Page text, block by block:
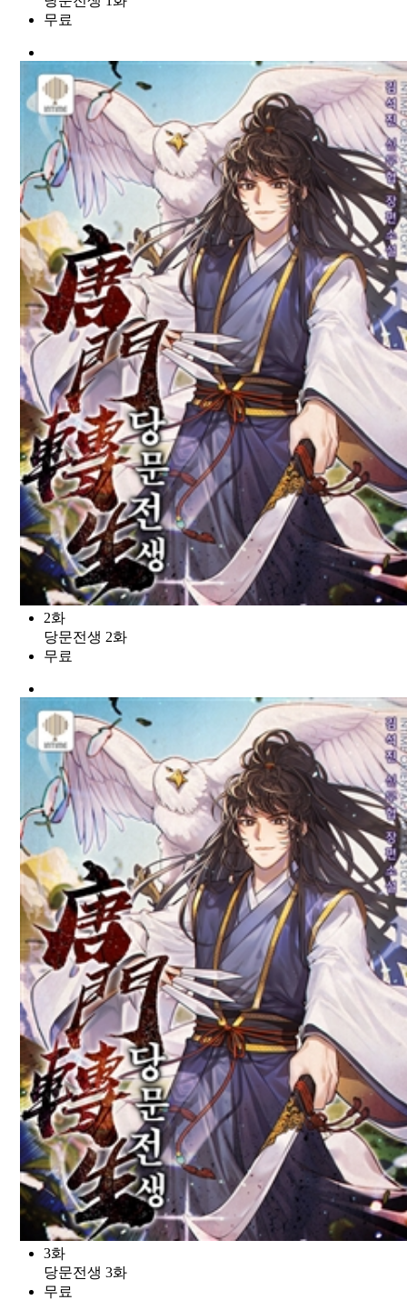
무료
2화
당문전생 2화
무료
3화
당문전생 3화
무료